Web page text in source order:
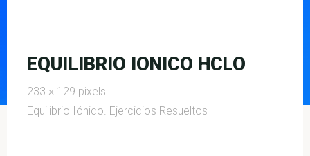
EQUILIBRIO IONICO HCLO
Full
size
233 × 129 pixels
Equilibrio Iónico. Ejercicios Resueltos